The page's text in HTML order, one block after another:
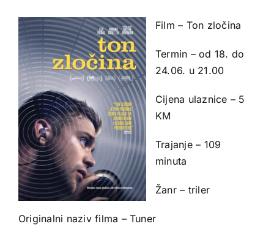
Film – Ton zločina
Termin – od 18. do
24.06. u 21.00
Cijena ulaznice – 5
KM
Trajanje – 109
minuta
Žanr – triler
Originalni naziv filma – Tuner